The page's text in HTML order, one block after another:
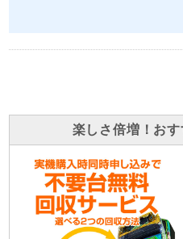
楽しさ倍増！おす